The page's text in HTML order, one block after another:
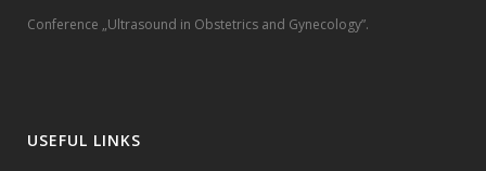
Conference „Ultrasound in Obstetrics and Gynecology”.
USEFUL LINKS